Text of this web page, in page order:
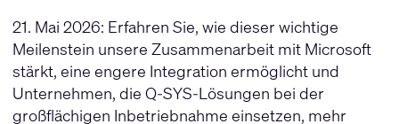
21. Mai 2026: Erfahren Sie, wie dieser wichtige
Meilenstein unsere Zusammenarbeit mit Microsoft
stärkt, eine engere Integration ermöglicht und
Unternehmen, die Q-SYS-Lösungen bei der
großflächigen Inbetriebnahme einsetzen, mehr